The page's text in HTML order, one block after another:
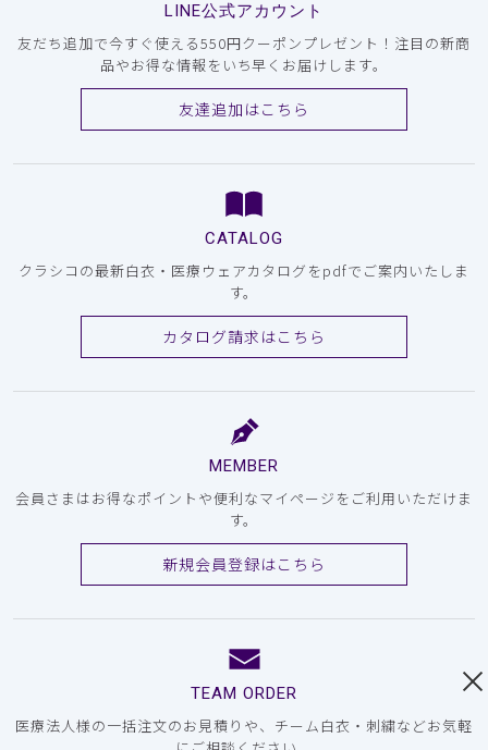
LINE公式アカウント
友だち追加で今すぐ使える550円クーポンプレゼント！注目の新商
品やお得な情報をいち早くお届けします。
友達追加はこちら
CATALOG
クラシコの最新白衣・医療ウェアカタログをpdfでご案内いたしま
す。
カタログ請求はこちら
MEMBER
会員さまはお得なポイントや便利なマイページをご利用いただけま
す。
新規会員登録はこちら
TEAM ORDER
医療法人様の一括注文のお見積りや、チーム白衣・刺繍などお気軽